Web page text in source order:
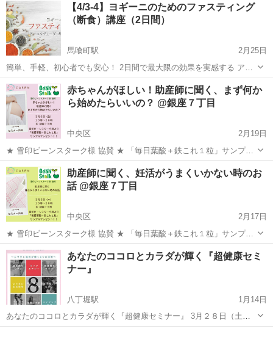
のご案内＊ https://profelier.jp/bl...【4/3-4】ヨギーニのためのファスティング
（断食）講座（2日間）
馬喰町駅
2月25日
簡単、手軽、初心者でも安心！ 2日間で最大限の効果を実感する アー
ユルヴェーダ的ファスティング講座 講師：冨岡和也 本講座でご紹介す
る方法は、準備食〜回復食 までを含めて20時間でおこなうもの。 ご自
身の体質...
東京 中央区 ファスティング
赤ちゃんがほしい！助産師に聞く、まず何か
ら始めたらいいの？ @銀座７丁目
中央区
2月19日
★ 雪印ビーンスターク様 協賛 ★ 「毎日葉酸＋鉄これ１粒」サンプル
プレゼント！ 35年のキャリアを持つ助産師が皆様からの相談に合わせ
てお話しするイベントが開催決定いたしました！ これまで４万人以上
の母子のケアを行...
東京 中央区 その他
助産師に聞く、妊活がうまくいかない時のお
話 @銀座７丁目
中央区
2月17日
★ 雪印ビーンスターク様 協賛 ★ 「毎日葉酸＋鉄これ１粒」サンプル
プレゼント！ 35年のキャリアを持つ助産師が皆様からの相談に合わせ
てお話しするイベントが開催決定いたしました！ これまで４万人以上
の母子のケア...
東京 中央区 その他
あなたのココロとカラダが輝く『超健康セミ
ナー』
八丁堀駅
1月14日
あなたのココロとカラダが輝く『超健康セミナー』 3月２８日（土）
１０：１０〜 メンタルセラピスト 木村恵 （メンタルセラピールー